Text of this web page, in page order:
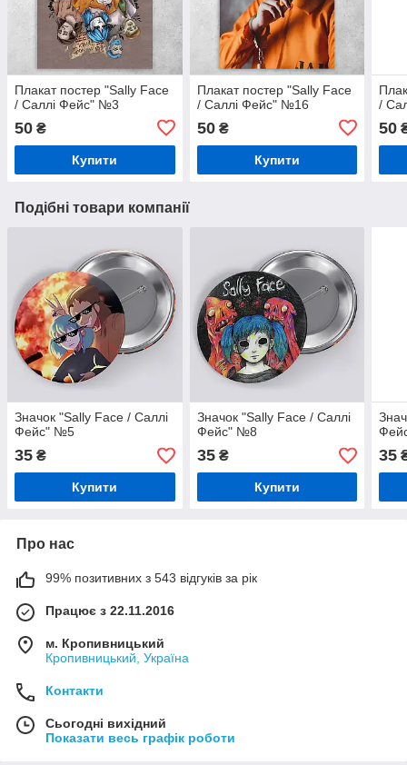
Плакат постер "Sally Face
/ Саллі Фейс" №3
50 ₴
Купити
Плакат постер "Sally Face
/ Саллі Фейс" №16
50₴
Купити
/
50
Подібні товари компанії
Значок "Sally Face / Саллі
Фейс" №5
35 ₴
Купити
Значок "Sally Face / Саллі
Фейс" №8
35₴
Купити
35
Про нас
99% позитивних з 543 відгуків за рік
Працює з 22.11.2016
м. Кропивницький
Кропивницький, Україна
Контакти
Сьогодні вихідний
Показати весь графік роботи